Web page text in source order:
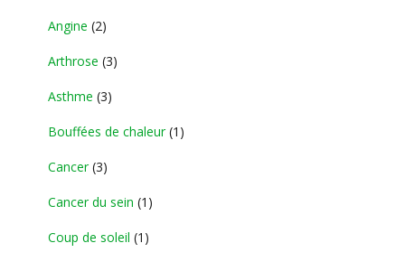
Angine (2)
Arthrose (3)
Asthme (3)
Bouffées de chaleur(1)
Cancer(3)
Cancer du sein (1)
Coup de soleil (1)